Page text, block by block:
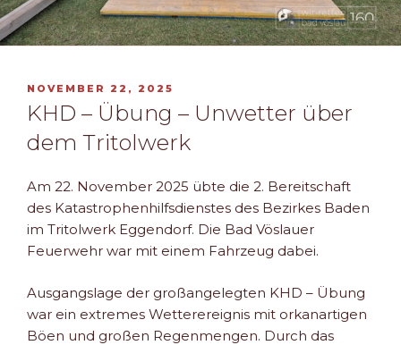
VERÖFFENTLICHT
AM
NOVEMBER 22, 2025
KHD – Übung – Unwetter über
dem Tritolwerk
Am 22. November 2025 übte die 2. Bereitschaft
des Katastrophenhilfsdienstes des Bezirkes Baden
im Tritolwerk Eggendorf. Die Bad Vöslauer
Feuerwehr war mit einem Fahrzeug dabei.
Ausgangslage der großangelegten KHD – Übung
war ein extremes Wetterereignis mit orkanartigen
Böen und großen Regenmengen. Durch das